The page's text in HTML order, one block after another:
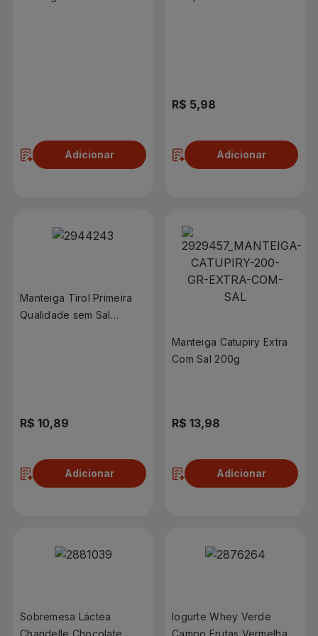
Adicionar
R$ 5,98
Adicionar
Manteiga Tirol Primeira
Qualidade sem Sal
R$ 10,89
Adicionar
Manteiga Catupiry Extra
Com Sal 200g
R$ 13,98
Adicionar
Sobremesa Láctea
Chandelle Chocolate
Iogurte Whey Verde
Campo Frutas Vermelhas